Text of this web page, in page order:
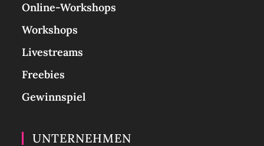
Online-Workshops
Workshops
Livestreams
Freebies
Gewinnspiel
UNTERNEHMEN